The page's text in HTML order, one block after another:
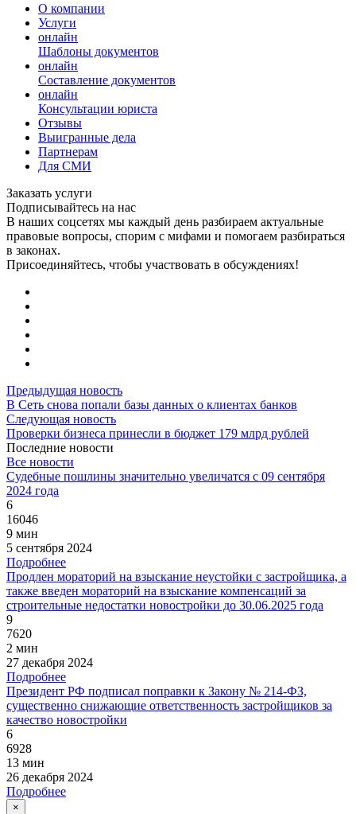
О компании
Услуги
онлайн
Шаблоны документов
онлайн
Составление документов
онлайн
Консультации юриста
Отзывы
Выигранные дела
Партнерам
Для СМИ
Заказать услуги
Подписывайтесь на нас
В наших соцсетях мы каждый день разбираем актуальные
правовые вопросы, спорим с мифами и помогаем разбираться
в законах.
Присоединяйтесь, чтобы участвовать в обсуждениях!
Предыдущая новость
В Сеть снова попали базы данных о клиентах банков
Следующая новость
Проверки бизнеса принесли в бюджет 179 млрд рублей
Последние новости
Все новости
Судебные пошлины значительно увеличатся с 09 сентября
2024 года
6
16046
9 мин
5 сентября 2024
Подробнее
Продлен мораторий на взыскание неустойки с застройщика, а
также введен мораторий на взыскание компенсаций за
строительные недостатки новостройки до 30.06.2025 года
9
7620
2 мин
27 декабря 2024
Подробнее
Президент РФ подписал поправки к Закону № 214-ФЗ,
существенно снижающие ответственность застройщиков за
качество новостройки
6
6928
13 мин
26 декабря 2024
Подробнее
×